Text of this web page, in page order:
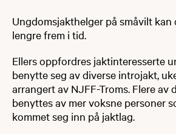
​​​​​Ungdomsjakthelger på småvilt
lengre frem i tid.
Ellers oppfordres jaktinteresserte
benytte seg av diverse introjakt,
arrangert av NJFF-Troms. Flere av
benyttes av mer voksne personer
kommet seg inn på jaktlag.